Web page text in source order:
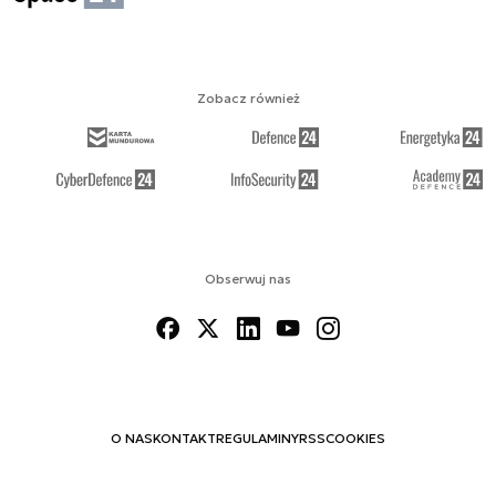
Obserwuj nas
O NASKONTAKTREGULAMINYRSSCOOKIES
Zobacz również